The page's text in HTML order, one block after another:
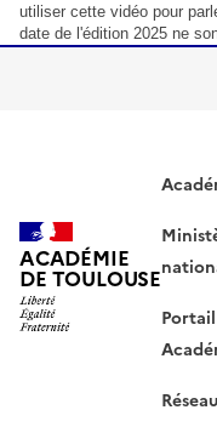
utiliser cette vidéo pour
date de l'édition 2025 ne
ACADÉMIE
DE TOULOUSE